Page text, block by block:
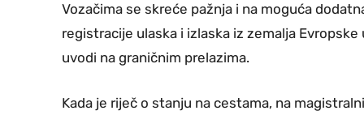
Vozačima se skreće pažnja i na moguća
registracije ulaska i izlaska iz zemalja
uvodi na graničnim prelazima.
Kada je riječ o stanju na cestama, na